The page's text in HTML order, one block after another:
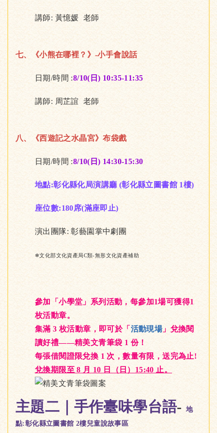
講師: 黃憶媛 老師
七、《小熊在哪裡？》-小手會說話
日期/時間 :8/10(日) 10:35-11:35
講師: 周芷誼 老師
八、《西遊記之水晶宮》布袋戲
日期/時間 :8/10(日) 14:30-15:30
地點:彰化縣化局演講廳 (彰化縣立圖書館 1樓)
座位數:180席(滿座即止)
演出團隊: 彰藝園掌中劇團
❄文化部文化資產局C類-無形文化資產補助
參加「小學堂」系列活動，每參加1場可獲得1
枚活動章。
集滿 3 枚活動章，即可於「 活動現場」兌換閱
讀好禮——精美文青筆袋 1 份！
每張借閱證限兌換 1 次，數量有限，送完為止!
兌換期限至 8 月 10 日（日）15:40 止。
主題二｜手作臺味學台語-地
點:彰化縣立圖書館 2樓兒童說故事區